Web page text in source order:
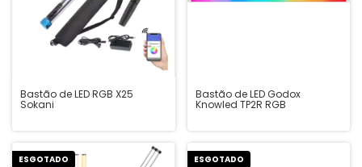
Bastão de LED RGB X25
Sokani
Bastão de LED Godox
Knowled TP2R RGB
ESGOTADO ESGOTADO